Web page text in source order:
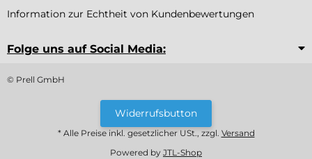
Information zur Echtheit von Kundenbewertungen
Folge uns auf Social Media:
© Prell GmbH
Widerrufsbutton
* Alle Preise inkl. gesetzlicher USt., zzgl. Versand
Powered by JTL-Shop